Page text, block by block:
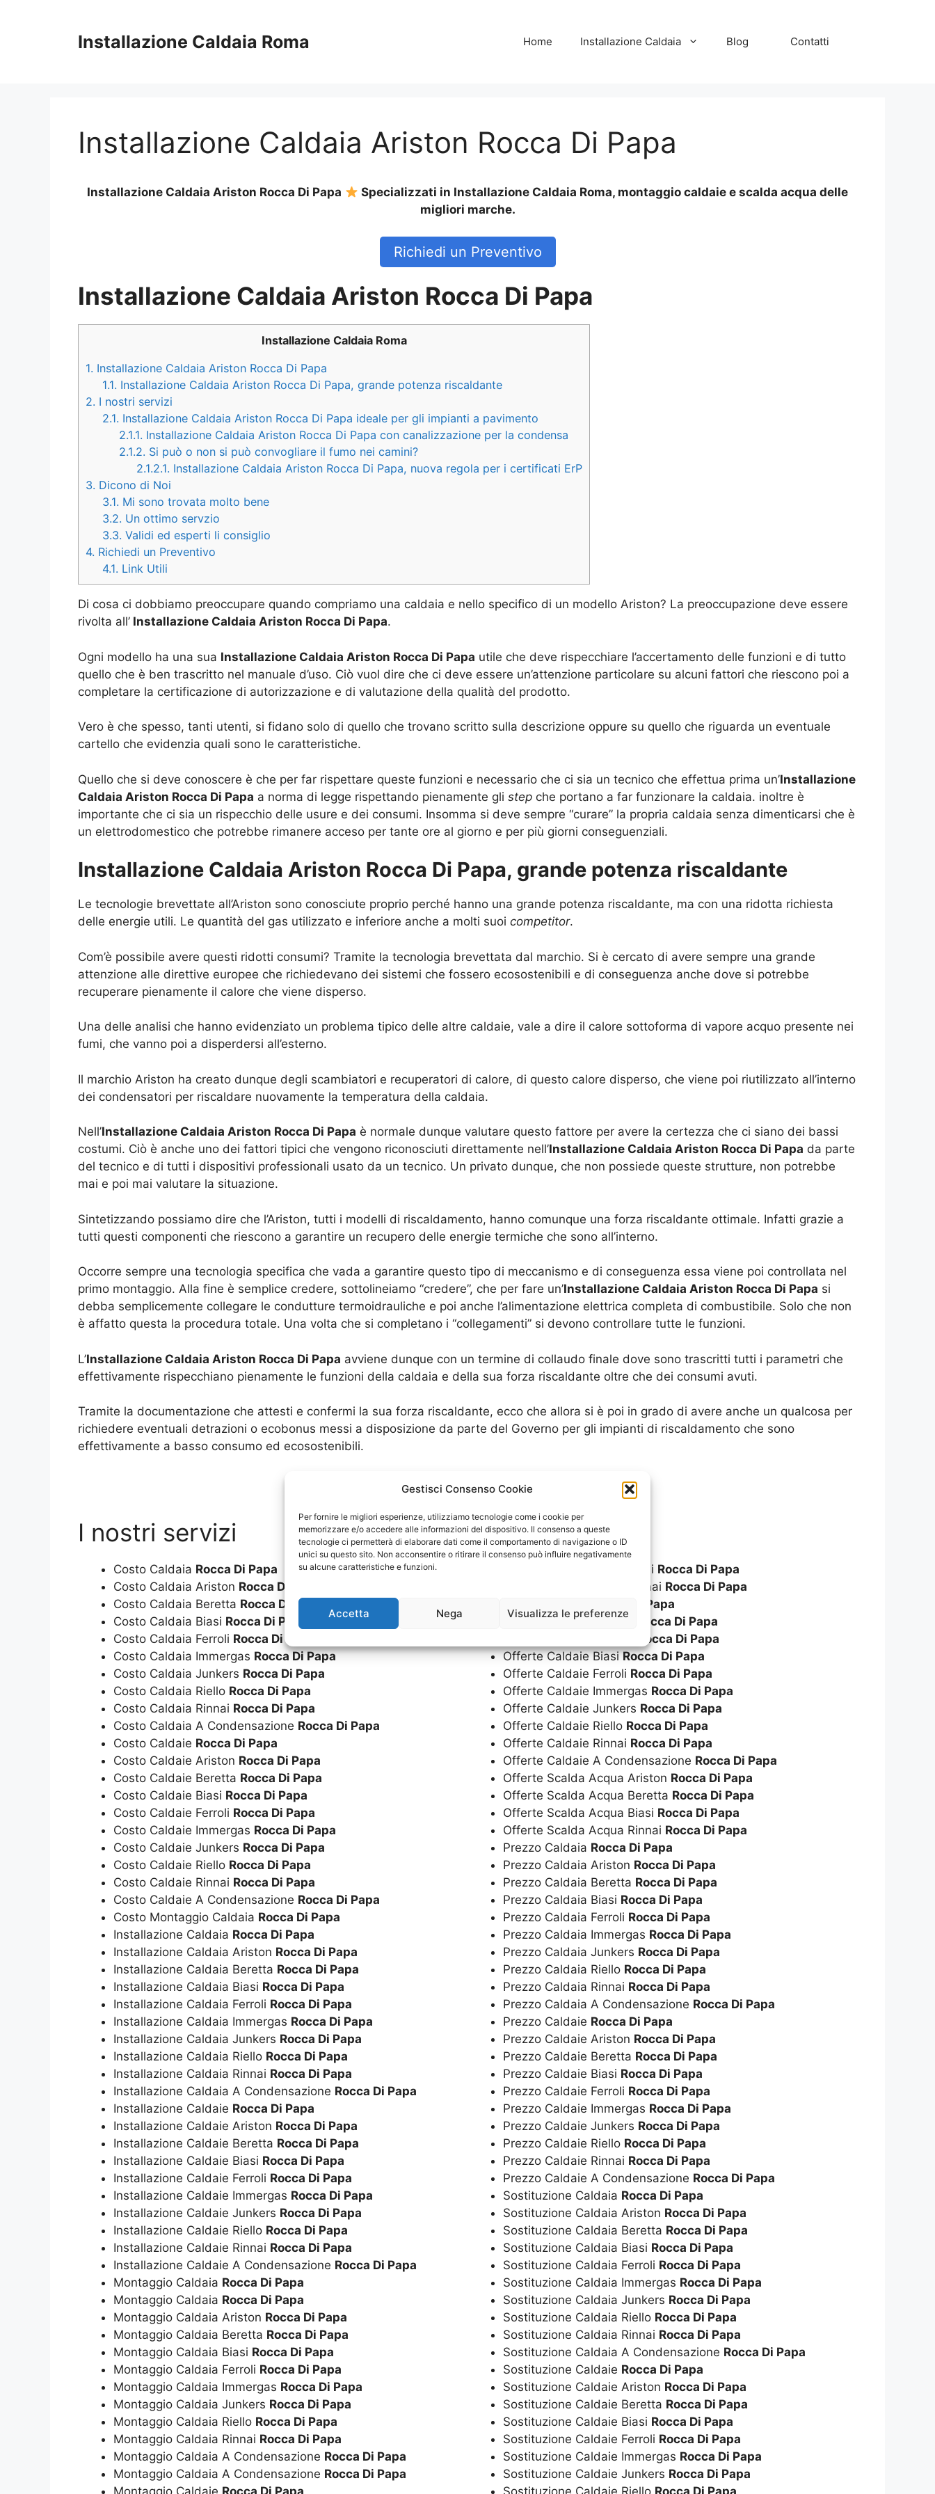
Gestisci Consenso Cookie
Per fornire le migliori esperienze, utilizziamo tecnologie come i cookie per
memorizzare e/o accedere alle informazioni del dispositivo. Il consenso a queste
tecnologie ci permetterà di elaborare dati come il comportamento di navigazione o ID
unici su questo sito. Non acconsentire o ritirare il consenso può influire negativamente
su alcune caratteristiche e funzioni.
Accetta Nega Visualizza le preferenze
Installazione Caldaia Roma Home Installazione Caldaia Blog Contatti
Installazione Caldaia Ariston Rocca Di Papa
Installazione Caldaia Ariston Rocca Di Papa
Specializzati in Installazione Caldaia Roma, montaggio caldaie e scalda acqua delle
migliori marche.
Richiedi un Preventivo
Installazione Caldaia Ariston Rocca Di Papa
Installazione Caldaia Roma
1. Installazione Caldaia Ariston Rocca Di Papa
1.1. Installazione Caldaia Ariston Rocca Di Papa, grande potenza riscaldante
2. I nostri servizi
2.1. Installazione Caldaia Ariston Rocca Di Papa ideale per gli impianti a pavimento
2.1.1. Installazione Caldaia Ariston Rocca Di Papa con canalizzazione per la condensa
2.1.2. Si può o non si può convogliare il fumo nei camini?
2.1.2.1. Installazione Caldaia Ariston Rocca Di Papa, nuova regola per i certificati ErP
3. Dicono di Noi
3.1. Mi sono trovata molto bene
3.2. Un ottimo servzio
3.3. Validi ed esperti li consiglio
4. Richiedi un Preventivo
4.1. Link Utili
Di cosa ci dobbiamo preoccupare quando compriamo una caldaia e nello specifico di un modello Ariston? La preoccupazione deve essere
rivolta all’ Installazione Caldaia Ariston Rocca Di Papa.
Ogni modello ha una sua Installazione Caldaia Ariston Rocca Di Papa utile che deve rispecchiare l’accertamento delle funzioni e di tutto
quello che è ben trascritto nel manuale d’uso. Ciò vuol dire che ci deve essere un’attenzione particolare su alcuni fattori che riescono poi a
completare la certificazione di autorizzazione e di valutazione della qualità del prodotto.
Vero è che spesso, tanti utenti, si fidano solo di quello che trovano scritto sulla descrizione oppure su quello che riguarda un eventuale
cartello che evidenzia quali sono le caratteristiche.
Quello che si deve conoscere è che per far rispettare queste funzioni e necessario che ci sia un tecnico che effettua prima un’Installazione
Caldaia Ariston Rocca Di Papa a norma di legge rispettando pienamente gli step che portano a far funzionare la caldaia. inoltre è
importante che ci sia un rispecchio delle usure e dei consumi. Insomma si deve sempre “curare” la propria caldaia senza dimenticarsi che è
un elettrodomestico che potrebbe rimanere acceso per tante ore al giorno e per più giorni conseguenziali.
Installazione Caldaia Ariston Rocca Di Papa, grande potenza riscaldante
Le tecnologie brevettate all’Ariston sono conosciute proprio perché hanno una grande potenza riscaldante, ma con una ridotta richiesta
delle energie utili. Le quantità del gas utilizzato e inferiore anche a molti suoi competitor.
Com’è possibile avere questi ridotti consumi? Tramite la tecnologia brevettata dal marchio. Si è cercato di avere sempre una grande
attenzione alle direttive europee che richiedevano dei sistemi che fossero ecosostenibili e di conseguenza anche dove si potrebbe
recuperare pienamente il calore che viene disperso.
Una delle analisi che hanno evidenziato un problema tipico delle altre caldaie, vale a dire il calore sottoforma di vapore acquo presente nei
fumi, che vanno poi a disperdersi all’esterno.
Il marchio Ariston ha creato dunque degli scambiatori e recuperatori di calore, di questo calore disperso, che viene poi riutilizzato all’interno
dei condensatori per riscaldare nuovamente la temperatura della caldaia.
Nell’Installazione Caldaia Ariston Rocca Di Papa è normale dunque valutare questo fattore per avere la certezza che ci siano dei bassi
costumi. Ciò è anche uno dei fattori tipici che vengono riconosciuti direttamente nell’Installazione Caldaia Ariston Rocca Di Papa da parte
del tecnico e di tutti i dispositivi professionali usato da un tecnico. Un privato dunque, che non possiede queste strutture, non potrebbe
mai e poi mai valutare la situazione.
Sintetizzando possiamo dire che l’Ariston, tutti i modelli di riscaldamento, hanno comunque una forza riscaldante ottimale. Infatti grazie a
tutti questi componenti che riescono a garantire un recupero delle energie termiche che sono all’interno.
Occorre sempre una tecnologia specifica che vada a garantire questo tipo di meccanismo e di conseguenza essa viene poi controllata nel
primo montaggio. Alla fine è semplice credere, sottolineiamo “credere”, che per fare un’Installazione Caldaia Ariston Rocca Di Papa si
debba semplicemente collegare le condutture termoidrauliche e poi anche l’alimentazione elettrica completa di combustibile. Solo che non
è affatto questa la procedura totale. Una volta che si completano i “collegamenti” si devono controllare tutte le funzioni.
L’Installazione Caldaia Ariston Rocca Di Papa avviene dunque con un termine di collaudo finale dove sono trascritti tutti i parametri che
effettivamente rispecchiano pienamente le funzioni della caldaia e della sua forza riscaldante oltre che dei consumi avuti.
Tramite la documentazione che attesti e confermi la sua forza riscaldante, ecco che allora si è poi in grado di avere anche un qualcosa per
richiedere eventuali detrazioni o ecobonus messi a disposizione da parte del Governo per gli impianti di riscaldamento che sono
effettivamente a basso consumo ed ecosostenibili.
Richiedi un Preventivo
I nostri servizi
Costo Caldaia Rocca Di Papa
Costo Caldaia Ariston Rocca Di Papa
Costo Caldaia Beretta Rocca Di Papa
Costo Caldaia Biasi Rocca Di Papa
Costo Caldaia Ferroli Rocca Di Papa
Costo Caldaia Immergas Rocca Di Papa
Costo Caldaia Junkers Rocca Di Papa
Costo Caldaia Riello Rocca Di Papa
Costo Caldaia Rinnai Rocca Di Papa
Costo Caldaia A Condensazione Rocca Di Papa
Costo Caldaie Rocca Di Papa
Costo Caldaie Ariston Rocca Di Papa
Costo Caldaie Beretta Rocca Di Papa
Costo Caldaie Biasi Rocca Di Papa
Costo Caldaie Ferroli Rocca Di Papa
Costo Caldaie Immergas Rocca Di Papa
Costo Caldaie Junkers Rocca Di Papa
Costo Caldaie Riello Rocca Di Papa
Costo Caldaie Rinnai Rocca Di Papa
Costo Caldaie A Condensazione Rocca Di Papa
Costo Montaggio Caldaia Rocca Di Papa
Installazione Caldaia Rocca Di Papa
Installazione Caldaia Ariston Rocca Di Papa
Installazione Caldaia Beretta Rocca Di Papa
Installazione Caldaia Biasi Rocca Di Papa
Installazione Caldaia Ferroli Rocca Di Papa
Installazione Caldaia Immergas Rocca Di Papa
Installazione Caldaia Junkers Rocca Di Papa
Installazione Caldaia Riello Rocca Di Papa
Installazione Caldaia Rinnai Rocca Di Papa
Installazione Caldaia A Condensazione Rocca Di Papa
Installazione Caldaie Rocca Di Papa
Installazione Caldaie Ariston Rocca Di Papa
Installazione Caldaie Beretta Rocca Di Papa
Installazione Caldaie Biasi Rocca Di Papa
Installazione Caldaie Ferroli Rocca Di Papa
Installazione Caldaie Immergas Rocca Di Papa
Installazione Caldaie Junkers Rocca Di Papa
Installazione Caldaie Riello Rocca Di Papa
Installazione Caldaie Rinnai Rocca Di Papa
Installazione Caldaie A Condensazione Rocca Di Papa
Montaggio Caldaia Rocca Di Papa
Montaggio Caldaia Rocca Di Papa
Montaggio Caldaia Ariston Rocca Di Papa
Montaggio Caldaia Beretta Rocca Di Papa
Montaggio Caldaia Biasi Rocca Di Papa
Montaggio Caldaia Ferroli Rocca Di Papa
Montaggio Caldaia Immergas Rocca Di Papa
Montaggio Caldaia Junkers Rocca Di Papa
Montaggio Caldaia Riello Rocca Di Papa
Montaggio Caldaia Rinnai Rocca Di Papa
Montaggio Caldaia A Condensazione Rocca Di Papa
Montaggio Caldaia A Condensazione Rocca Di Papa
Montaggio Caldaie Rocca Di Papa
Offerta Scalda Acqua Biasi Rocca Di Papa
Offerta Scalda Acqua Rinnai Rocca Di Papa
Rocca Di Papa
Offerte Caldaie Ariston
Rocca Di Papa
Rocca Di Papa
Offerte Caldaie BiasiRocca Di Papa
Offerte Caldaie Ferroli Rocca Di Papa
Offerte Caldaie Immergas Rocca Di Papa
Offerte Caldaie Junkers Rocca Di Papa
Offerte Caldaie Riello Rocca Di Papa
Offerte Caldaie Rinnai Rocca Di Papa
Offerte Caldaie A Condensazione Rocca Di Papa
Offerte Scalda Acqua Ariston Rocca Di Papa
Offerte Scalda Acqua Beretta Rocca Di Papa
Offerte Scalda Acqua Biasi Rocca Di Papa
Offerte Scalda Acqua Rinnai Rocca Di Papa
Prezzo Caldaia Rocca Di Papa
Prezzo Caldaia Ariston Rocca Di Papa
Prezzo Caldaia Beretta Rocca Di Papa
Prezzo Caldaia Biasi Rocca Di Papa
Prezzo Caldaia Ferroli Rocca Di Papa
Prezzo Caldaia Immergas Rocca Di Papa
Prezzo Caldaia Junkers Rocca Di Papa
Prezzo Caldaia Riello Rocca Di Papa
Prezzo Caldaia Rinnai Rocca Di Papa
Prezzo Caldaia A Condensazione Rocca Di Papa
Prezzo Caldaie Rocca Di Papa
Prezzo Caldaie Ariston Rocca Di Papa
Prezzo Caldaie Beretta Rocca Di Papa
Prezzo Caldaie Biasi Rocca Di Papa
Prezzo Caldaie Ferroli Rocca Di Papa
Prezzo Caldaie Immergas Rocca Di Papa
Prezzo Caldaie Junkers Rocca Di Papa
Prezzo Caldaie Riello Rocca Di Papa
Prezzo Caldaie Rinnai Rocca Di Papa
Prezzo Caldaie A Condensazione Rocca Di Papa
Sostituzione Caldaia Rocca Di Papa
Sostituzione Caldaia Ariston Rocca Di Papa
Sostituzione Caldaia Beretta Rocca Di Papa
Sostituzione Caldaia Biasi Rocca Di Papa
Sostituzione Caldaia Ferroli Rocca Di Papa
Sostituzione Caldaia Immergas Rocca Di Papa
Sostituzione Caldaia Junkers Rocca Di Papa
Sostituzione Caldaia Riello Rocca Di Papa
Sostituzione Caldaia Rinnai Rocca Di Papa
Sostituzione Caldaia A Condensazione Rocca Di Papa
Sostituzione Caldaie Rocca Di Papa
Sostituzione Caldaie Ariston Rocca Di Papa
Sostituzione Caldaie Beretta Rocca Di Papa
Sostituzione Caldaie Biasi Rocca Di Papa
Sostituzione Caldaie Ferroli Rocca Di Papa
Sostituzione Caldaie Immergas Rocca Di Papa
Sostituzione Caldaie Junkers Rocca Di Papa
Sostituzione Caldaie Riello Rocca Di Papa